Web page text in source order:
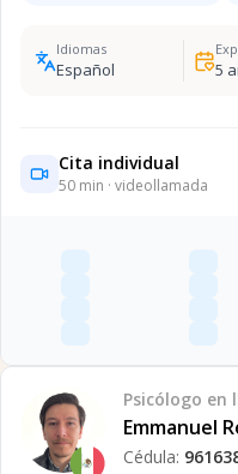
Idiomas
Español 5
Cita individual
50 min · videollamada
Psicólogo en
Emmanuel
Cédula: